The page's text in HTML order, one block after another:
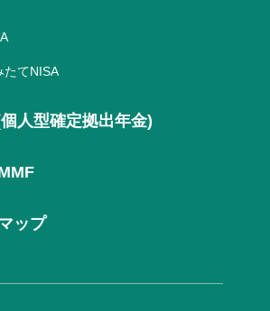
たてNISA
人型確定拠出年金)
ップ